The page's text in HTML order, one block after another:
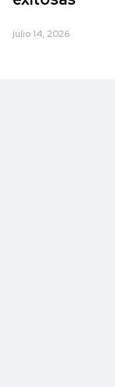
julio 14, 2026